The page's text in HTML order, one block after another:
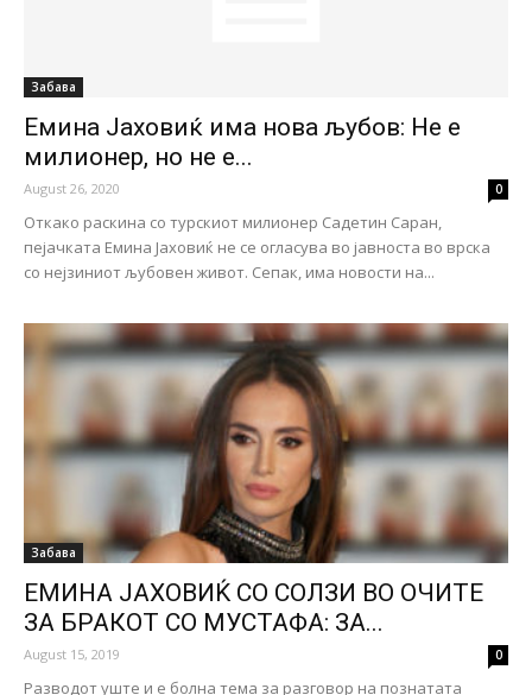
Забава
Емина Јаховиќ има нова љубов: Не е
милионер, но не е...
August 26, 2020 0
Откако раскина со турскиот милионер Садетин Саран,
пејачката Емина Јаховиќ не се огласува во јавноста во врска
со нејзиниот љубовен живот. Сепак, има новости на...
Забава
ЕМИНА ЈАХОВИЌ СО СОЛЗИ ВО ОЧИТЕ
ЗА БРАКОТ СО МУСТАФА: ЗА...
August 15, 2019 0
Разводот уште и е болна тема за разговор на познатата